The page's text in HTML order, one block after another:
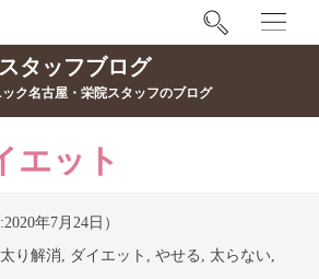
スタッフブログ
ク名古屋・栄院スタッフのブログ
エット
年7月24日）
り解消, ダイエット , やせる , 太らない,